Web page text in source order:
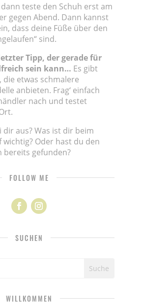
teste den Schuh erst am
gegen Abend. Dann kannst
dass deine Füße über den
sind.
Tipp, der gerade für
sein kann… Es gibt
die etwas schmalere
anbieten. Frag‘ einfach
nach und testet
dir aus? Was ist dir beim
wichtig? Oder hast du den
bereits gefunden?
FOLLOW ME
SUCHEN
WILLKOMMEN